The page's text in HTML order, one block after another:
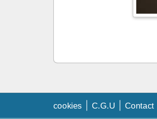
cookies C.G.U Contact